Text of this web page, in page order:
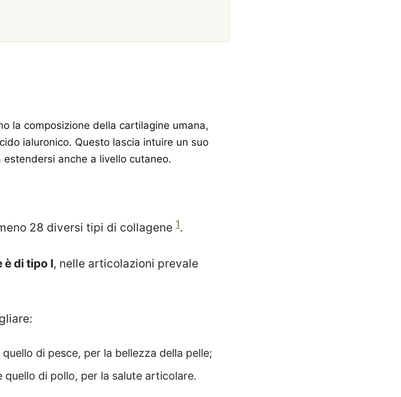
la composizione della cartilagine umana,
ialuronico. Questo lascia intuire un suo
anche a livello cutaneo.
28 diversi tipi di collagene 1.
è di tipo I, nelle articolazioni prevale
di pesce, per la bellezza della pelle;
quello di pollo, per la salute articolare.